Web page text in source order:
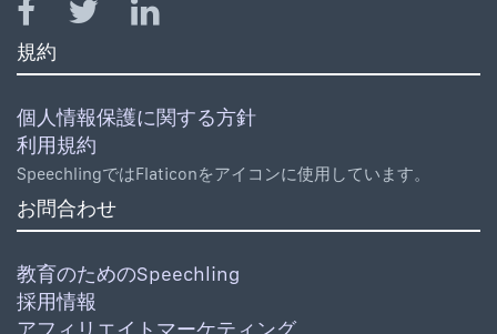
規約
個人情報保護に関する方針
利用規約
SpeechlingではFlaticonをアイコンに使用しています。
お問合わせ
教育のためのSpeechling
採用情報
アフィリエイトマーケティング